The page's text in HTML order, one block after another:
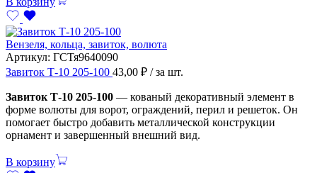
Вензеля, кольца, завиток, волюта
Артикул: ГСТя9640090
Завиток Т-10 205-100 43,00 ₽ / за шт.
Завиток Т-10 205-100 — кованый декоративный элемент в
форме волюты для ворот, ограждений, перил и решеток. Он
помогает быстро добавить металлической конструкции
орнамент и завершенный внешний вид.
В корзину